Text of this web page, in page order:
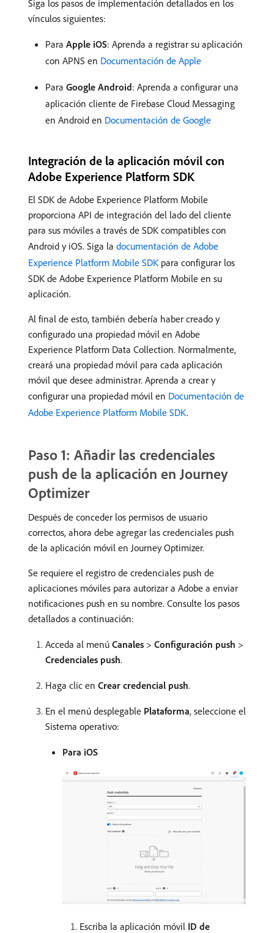
Siga los pasos de implementación detallados en los
vínculos siguientes:
Para Apple iOS: Aprenda a registrar su aplicación
con APNS en Documentación de Apple
Para Google Android: Aprenda a configurar una
aplicación cliente de Firebase Cloud Messaging
en Android en Documentación de Google
Integración de la aplicación móvil con
Adobe Experience Platform SDK
El SDK de Adobe Experience Platform Mobile
proporciona API de integración del lado del cliente
para sus móviles a través de SDK compatibles con
Android y iOS. Siga la documentación de Adobe
Experience Platform Mobile SDK para configurar los
SDK de Adobe Experience Platform Mobile en su
aplicación.
Al final de esto, también debería haber creado y
configurado una propiedad móvil en Adobe
Experience Platform Data Collection. Normalmente,
creará una propiedad móvil para cada aplicación
móvil que desee administrar. Aprenda a crear y
configurar una propiedad móvil en Documentación de
Adobe Experience Platform Mobile SDK.
Paso 1: Añadir las credenciales
push de la aplicación en Journey
Optimizer
Después de conceder los permisos de usuario
correctos, ahora debe agregar las credenciales push
de la aplicación móvil en Journey Optimizer.
Se requiere el registro de credenciales push de
aplicaciones móviles para autorizar a Adobe a enviar
notificaciones push en su nombre. Consulte los pasos
detallados a continuación:
Acceda al menú Canales > Configuración push >
Credenciales push.
Haga clic en Crear credencial push.
En el menú desplegable Plataforma, seleccione el
Sistema operativo:
Para iOS
Escriba la aplicación móvil ID de